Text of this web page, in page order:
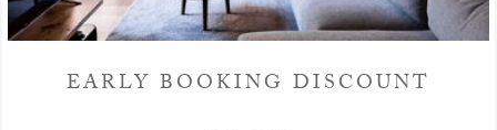
EARLY BOOKING DISCOUNT